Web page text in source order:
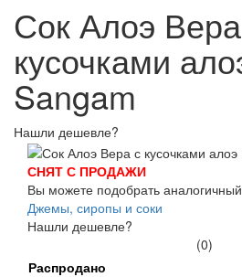
Сок Алоэ
кусочками
Sangam
Нашли дешевле?
СНЯТ С ПРОДАЖИ
Вы можете подобрать аналогичный
Джемы, сиропы и соки
Нашли дешевле?
(0)
Распродано